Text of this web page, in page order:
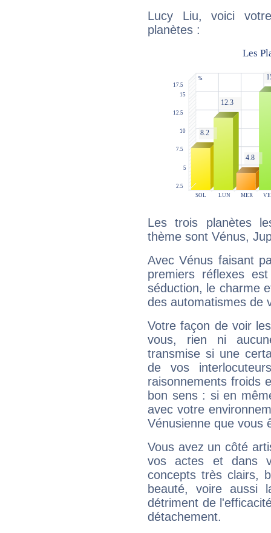
Lucy Liu, voici
planètes :
Les trois planètes
thème sont Vénus,
Avec Vénus faisant
premiers réflexes
séduction, le charme
des automatismes de
Votre façon de voir
vous, rien ni
transmise si une
de vos
raisonnements froids
bon sens : si en
avec votre
Vénusienne que vous
Vous avez un côté
vos actes et dans
concepts très clairs,
beauté, voire aussi
détriment de
détachement.